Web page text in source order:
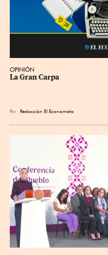
OPINIÓN
La Gran Carpa
Por Redacción El Economista